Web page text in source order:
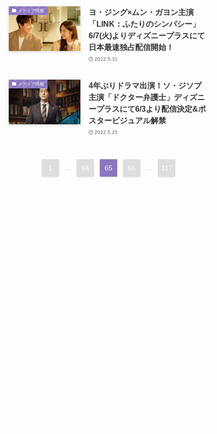
メディア情報
ヨ・ジング×ムン・ガヨン主演
「LINK：ふたりのシンパシー」
6/7(火)よりディズニープラスにて
日本最速独占配信開始！
2022.5.31
メディア情報
4年ぶりドラマ出演！ソ・ジソブ
主演「ドクター弁護士」ディズニ
ープラスにて6/3より配信決定&ポ
スタービジュアル解禁
2022.5.25
1 64 65 66 117